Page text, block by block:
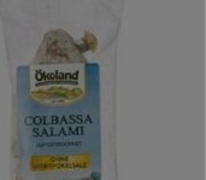
hinzufügen